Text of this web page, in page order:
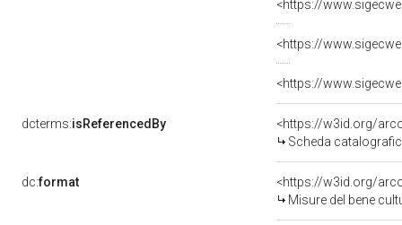
dcterms:isReferencedBy
<https://w3id.org/
Scheda
dc:format
<https://w3id.org/
Misure del bene